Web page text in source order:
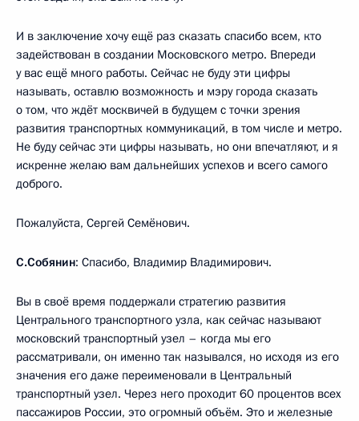
И в заключение хочу ещё раз сказать спасибо всем, кто
задействован в создании Московского метро. Впереди
у вас ещё много работы. Сейчас не буду эти цифры
называть, оставлю возможность и мэру города сказать
о том, что ждёт москвичей в будущем с точки зрения
развития транспортных коммуникаций, в том числе и метро.
Не буду сейчас эти цифры называть, но они впечатляют, и я
искренне желаю вам дальнейших успехов и всего самого
доброго.
Пожалуйста, Сергей Семёнович.
С.Собянин: Спасибо, Владимир Владимирович.
Вы в своё время поддержали стратегию развития
Центрального транспортного узла, как сейчас называют
московский транспортный узел – когда мы его
рассматривали, он именно так назывался, но исходя из его
значения его даже переименовали в Центральный
транспортный узел. Через него проходит 60 процентов всех
пассажиров России, это огромный объём. Это и железные